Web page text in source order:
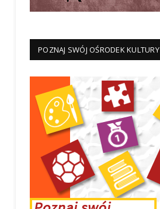
POZNAJ SWÓJ OŚRODEK KULTURY